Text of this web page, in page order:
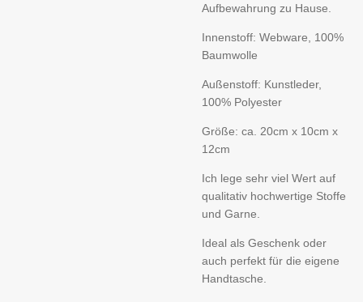
Aufbewahrung zu Hause.
Innenstoff: Webware, 100%
Baumwolle
Außenstoff: Kunstleder,
100% Polyester
Größe: ca. 20cm x 10cm x
12cm
Ich lege sehr viel Wert auf
qualitativ hochwertige Stoffe
und Garne.
Ideal als Geschenk oder
auch perfekt für die eigene
Handtasche.